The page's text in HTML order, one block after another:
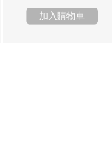
加入購物車